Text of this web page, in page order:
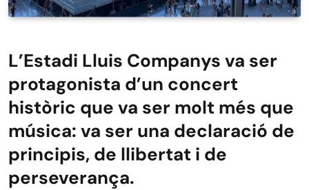
L’Estadi Lluis Companys va ser
protagonista d’un concert
històric que va ser molt més que
música: va ser una declaració de
principis, de llibertat i de
perseverança.